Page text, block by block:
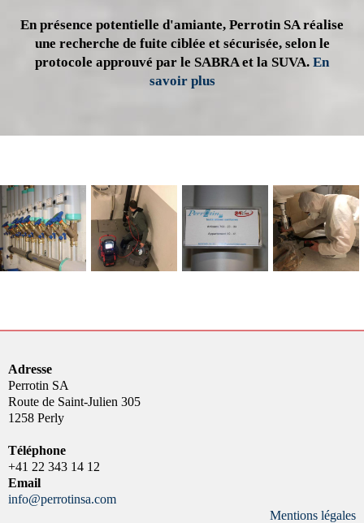
En présence potentielle d'amiante, Perrotin SA réalise
une recherche de fuite ciblée et sécurisée, selon le
protocole approuvé par le SABRA et la SUVA. En
savoir plus
Adresse
Perrotin SA
Route de Saint-Julien 305
1258 Perly
Téléphone
+41 22 343 14 12
Email
info@perrotinsa.com
Mentions légales